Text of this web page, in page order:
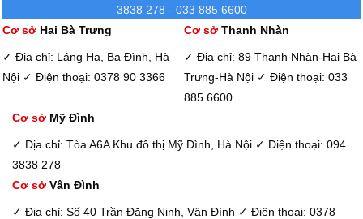
3838 278 - 033 885 6600
Cơ sởHai Bà Trưng
✓ Địa chỉ: Láng Hạ, Ba Đình, Hà
Nội ✓ Điện thoại: 0378 90 3366
Cơ sởThanh Nhàn
✓ Địa chỉ: 89 Thanh Nhàn-Hai Bà
Trưng-Hà Nội ✓ Điện thoại: 033
885 6600
Cơ sở Mỹ Đình
✓ Địa chỉ: Tòa A6A Khu đô thị Mỹ Đình, Hà Nội ✓ Điện thoại: 094
3838 278
Cơ sở Vân Đình
✓ Địa chỉ: Số 40 Trần Đăng Ninh, Vân Đình ✓ Điện thoại: 0378